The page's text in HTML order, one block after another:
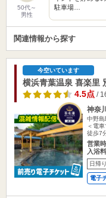
50代～
男性
駐車場…
関連情報から探す
今空いています
横浜青葉温泉 喜楽里
4.5点/
神奈
中野
＜電
徒歩7
営業
入浴
日帰り
電子